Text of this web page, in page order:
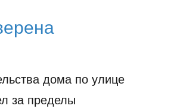
дома по улице
за пределы